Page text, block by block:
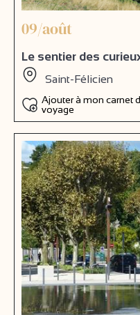
09/août
Le sentier des
Saint-Félicien
Ajouter à mon carnet
voyage